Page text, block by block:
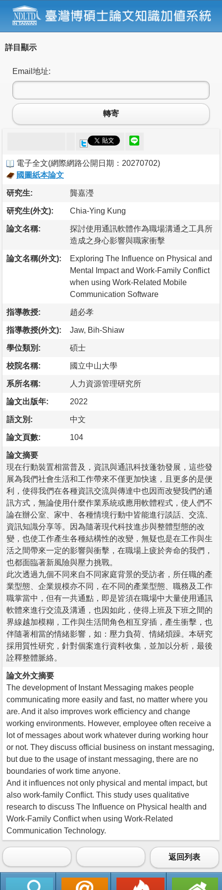
詳目顯示
Email地址:
轉寄
電子全文(網際網路公開日期：20270702)
國圖紙本論文
研究生: 龔嘉瀅
研究生(外文): Chia-Ying Kung
論文名稱:
探討使用通訊軟體作為職場溝通之工具所
造成之身心影響與職家衝擊
論文名稱(外文):
Exploring The Influence on Physical and
Mental Impact and Work-Family Conflict
when using Work-Related Mobile
Communication Software
指導教授: 趙必孝
指導教授(外文): Jaw, Bih-Shiaw
學位類別: 碩士
校院名稱: 國立中山大學
系所名稱: 人力資源管理研究所
論文出版年: 2022
語文別: 中文
論文頁數: 104
論文摘要
現在行動裝置相當普及，資訊與通訊科技蓬勃發展，這些發
展為我們社會生活和工作帶來不僅更加快速，且更多的是便
利，使得我們在各種資訊交流與傳達中也因而改變我們的通
訊方式，無論使用什麼作業系統或應用軟體程式，使人們不
論在辦公室、家中、各種情境行動中皆能進行談話、交流、
資訊知識分享等。因為隨著現代科技進步與整體型態的改
變，也使工作產生各種結構性的改變，無疑也是在工作與生
活之間帶來一定的影響與衝擊，在職場上疲於奔命的我們，
也都面臨著新風險與壓力挑戰。
此次透過九個不同來自不同家庭背景的受訪者，所任職的產
業型態、企業規模亦不同，在不同的產業型態、職務及工作
職掌當中，但有一共通點，即是皆須在職場中大量使用通訊
軟體來進行交流及溝通，也因如此，使得上班及下班之間的
界線越加模糊，工作與生活間角色相互穿插，產生衝擊，也
伴隨著相當的情緒影響，如：壓力負荷、情緒煩躁。本研究
採用質性研究，針對個案進行資料收集，並加以分析，最後
詮釋整體脈絡。
論文外文摘要
The development of Instant Messaging makes people
communicating more easily and fast, no matter where you
are. And it also improves work efficiency and change
working environments. However, employee often receive a
lot of messages about work whatever during working hour
or not. They discuss official business on instant messaging,
but due to the usage of instant messaging, there are no
boundaries of work time anyone.
And it influences not only physical and mental impact, but
also work-family Conflict. This study uses qualitative
research to discuss The Influence on Physical health and
Work-Family Conflict when using Work-Related
Communication Technology.
返回列表